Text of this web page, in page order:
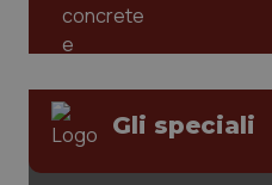
Gli speciali